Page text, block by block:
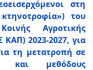
στη
του
Αγροτικής
ΚΑΠ) 2023-2027, για
τη μετατροπή σε
και μεθόδους